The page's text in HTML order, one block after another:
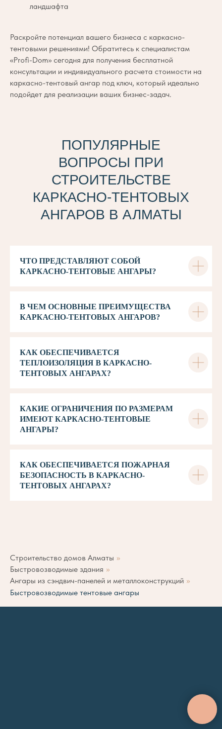
ландшафта
Раскройте потенциал вашего бизнеса с каркасно-
тентовыми решениями! Обратитесь к специалистам
«Profi-Dom» сегодня для получения бесплатной
консультации и индивидуального расчета стоимости на
каркасно-тентовый ангар под ключ, который идеально
подойдет для реализации ваших бизнес-задач.
ПОПУЛЯРНЫЕ
ВОПРОСЫ ПРИ
СТРОИТЕЛЬСТВЕ
КАРКАСНО-ТЕНТОВЫХ
АНГАРОВ В АЛМАТЫ
ЧТО ПРЕДСТАВЛЯЮТ СОБОЙ
КАРКАСНО-ТЕНТОВЫЕ АНГАРЫ?
В ЧЕМ ОСНОВНЫЕ ПРЕИМУЩЕСТВА
КАРКАСНО-ТЕНТОВЫХ АНГАРОВ?
КАК ОБЕСПЕЧИВАЕТСЯ
ТЕПЛОИЗОЛЯЦИЯ В КАРКАСНО-
ТЕНТОВЫХ АНГАРАХ?
КАКИЕ ОГРАНИЧЕНИЯ ПО РАЗМЕРАМ
ИМЕЮТ КАРКАСНО-ТЕНТОВЫЕ
АНГАРЫ?
КАК ОБЕСПЕЧИВАЕТСЯ ПОЖАРНАЯ
БЕЗОПАСНОСТЬ В КАРКАСНО-
ТЕНТОВЫХ АНГАРАХ?
Строительство домов Алматы »
Быстровозводимые здания »
Ангары из сэндвич-панелей и металлоконструкций »
Быстровозводимые тентовые ангары